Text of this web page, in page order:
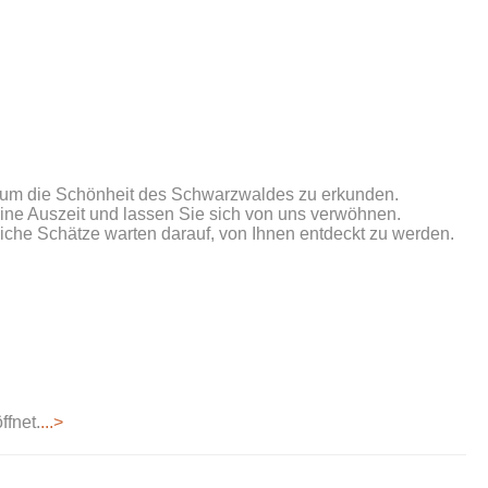
die Schönheit des Schwarzwaldes zu erkunden.
Auszeit und lassen Sie sich von uns verwöhnen.
Schätze warten darauf, von Ihnen entdeckt zu werden.
...>